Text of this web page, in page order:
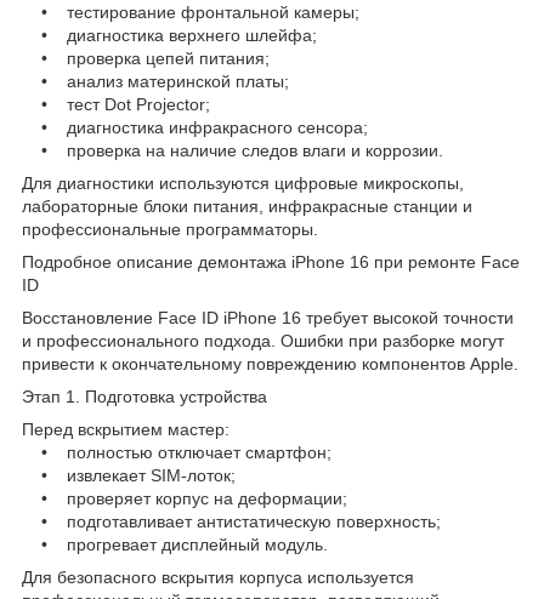
• тестирование фронтальной камеры;
• диагностика верхнего шлейфа;
• проверка цепей питания;
• анализ материнской платы;
• тест Dot Projector;
• диагностика инфракрасного сенсора;
• проверка на наличие следов влаги и коррозии.
Для диагностики используются цифровые микроскопы,
лабораторные блоки питания, инфракрасные станции и
профессиональные программаторы.
Подробное описание демонтажа iPhone 16 при ремонте Face
ID
Восстановление Face ID iPhone 16 требует высокой точности
и профессионального подхода. Ошибки при разборке могут
привести к окончательному повреждению компонентов Apple.
Этап 1. Подготовка устройства
Перед вскрытием мастер:
• полностью отключает смартфон;
• извлекает SIM-лоток;
• проверяет корпус на деформации;
• подготавливает антистатическую поверхность;
• прогревает дисплейный модуль.
Для безопасного вскрытия корпуса используется